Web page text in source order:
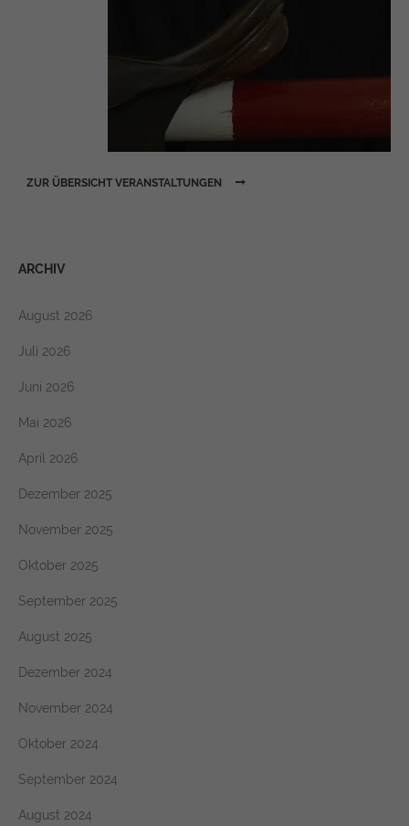
ARCHIV
August 2026
Juli 2026
Juni 2026
Mai 2026
April 2026
Dezember 2025
November 2025
Oktober 2025
September 2025
August 2025
Dezember 2024
November 2024
Oktober 2024
September 2024
August 2024
ZUR ÜBERSICHT VERANSTALTUNGEN